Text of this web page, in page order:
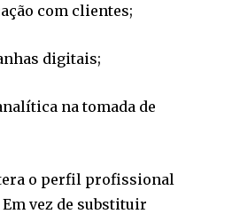
com clientes;
digitais;
na tomada de
o perfil profissional
vez de substituir